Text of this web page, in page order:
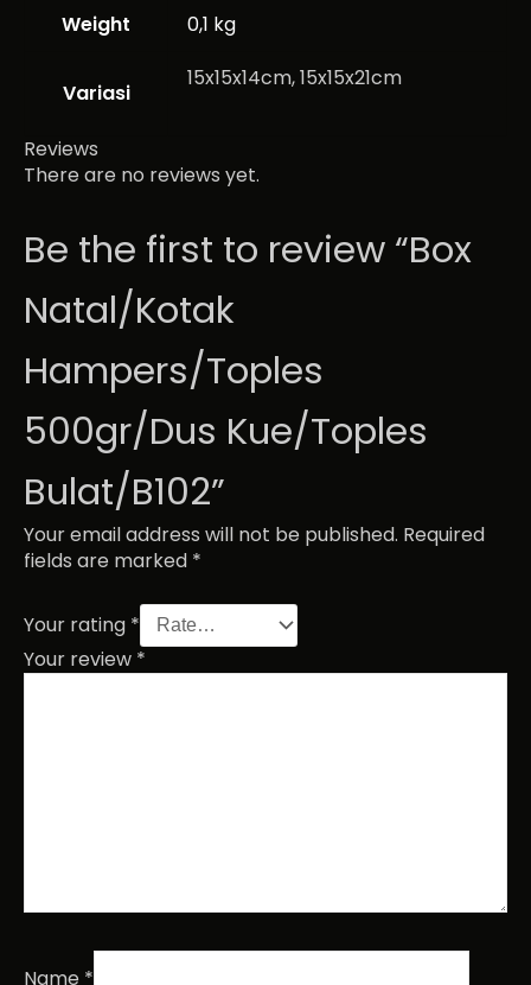
Weight
0,1 kg
Variasi
15x15x14cm, 15x15x21cm
Reviews
There are no reviews yet.
Be the first to review “Box
Natal/Kotak
Hampers/Toples
500gr/Dus Kue/Toples
Bulat/B102”
Your email address will not be published. Required
fields are marked *
Your rating *
Your review *
Name *